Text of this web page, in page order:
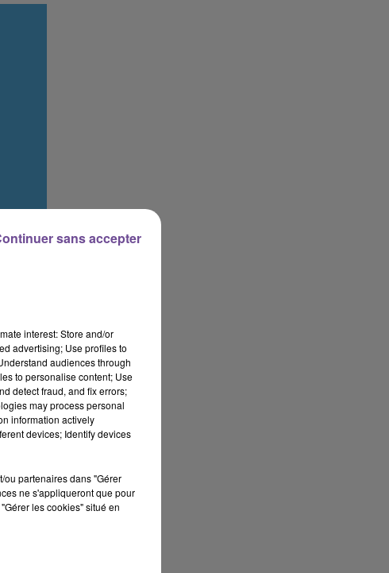
interest: Store and/or
advertising; Use profiles to
audiences through
to personalise content; Use
detect fraud, and fix errors;
may process personal
information actively
devices; Identify devices
ou partenaires dans "Gérer
ne s'appliqueront que pour
les cookies" situé en
sans accepter